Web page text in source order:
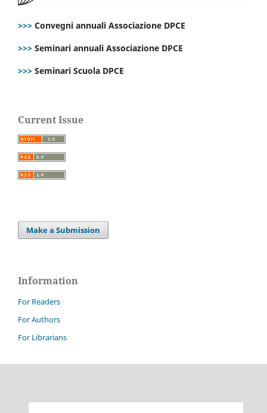
>>> Convegni annuali Associazione DPCE
>>> Seminari annuali Associazione DPCE
>>> Seminari Scuola DPCE
Current Issue
Make a Submission
Information
For Readers
For Authors
For Librarians